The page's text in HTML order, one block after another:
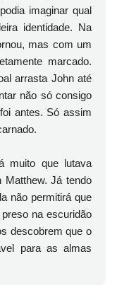
imaginar qual
identidade. Na
mas com um
marcado.
arrasta John até
não só consigo
antes. Só assim
muito que lutava
Matthew. Já tendo
não permitirá que
na escuridão
descobrem que o
para as almas